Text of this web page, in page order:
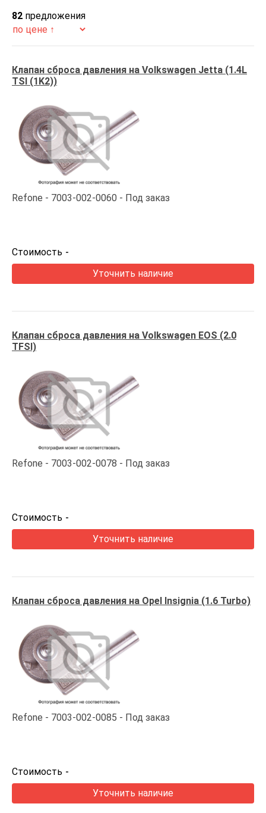
82 предложения
Клапан сброса давления на Volkswagen Jetta (1.4L
TSI (1K2))
Refone 7003-002-0060 Под заказ
Стоимость -
Уточнить наличие
Клапан сброса давления на Volkswagen EOS (2.0
TFSI)
Refone 7003-002-0078 Под заказ
Стоимость -
Уточнить наличие
Клапан сброса давления на Opel Insignia (1.6 Turbo)
Refone 7003-002-0085 Под заказ
Стоимость -
Уточнить наличие